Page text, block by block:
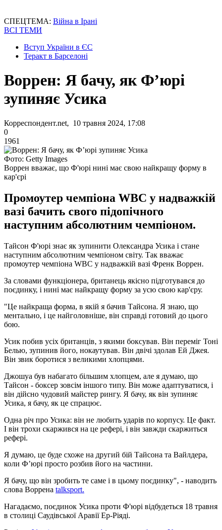
СПЕЦТЕМА: Війна в Ірані
ВСІ ТЕМИ
Вступ України в ЄС
Теракт в Барселоні
Воррен: Я бачу, як Ф’юрі
зупиняє Усика
Корреспондент.net, 10 травня 2024, 17:08
0
1961
Фото: Getty Images
Воррен вважає, що Ф'юрі нині має свою найкращу форму в
кар'єрі
Промоутер чемпіона WBC у надважкій
вазі бачить свого підопічного
наступним абсолютним чемпіоном.
Тайсон Ф'юрі знає як зупинити Олександра Усика і стане
наступним абсолютним чемпіоном світу. Так вважає
промоутер чемпіона WBC у надважкій вазі Френк Воррен.
За словами функціонера, британець якісно підготувався до
поєдинку, і нині має найкращу форму за усю свою кар'єру.
"Це найкраща форма, в якій я бачив Тайсона. Я знаю, що
ментально, і це найголовніше, він справді готовий до цього
бою.
Усик побив усіх британців, з якими боксував. Він переміг Тоні
Белью, зупинив його, нокаутував. Він двічі здолав Ей Джея.
Він звик боротися з великими хлопцями.
Джошуа був набагато більшим хлопцем, але я думаю, що
Тайсон - боксер зовсім іншого типу. Він може адаптуватися, і
він дійсно чудовий майстер рингу. Я бачу, як він зупиняє
Усика, я бачу, як це спрацює.
Одна річ про Усика: він не любить ударів по корпусу. Це факт.
І він трохи скаржився на це рефері, і він завжди скаржиться
рефері.
Я думаю, це буде схоже на другий бій Тайсона та Вайлдера,
коли Ф’юрі просто розбив його на частини.
Я бачу, що він зробить те саме і в цьому поєдинку", - наводить
слова Воррена talksport.
Нагадаємо, поєдинок Усика проти Ф'юрі відбудеться 18 травня
в столиці Саудівської Аравії Ер-Ріяді.